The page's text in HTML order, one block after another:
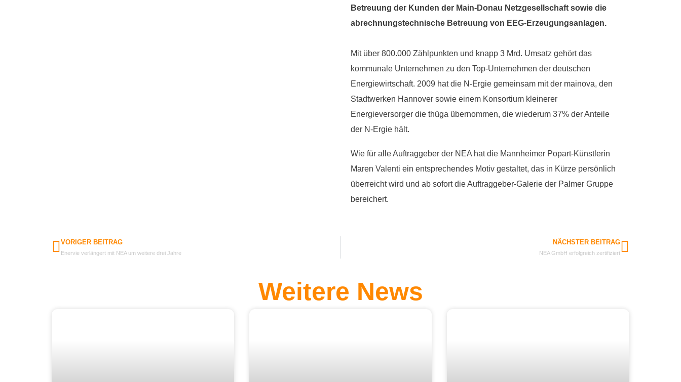
Betreuung der Kunden der Main-Donau Netzgesellschaft sowie die
abrechnungstechnische Betreuung von EEG-Erzeugungsanlagen.
Mit über 800.000 Zählpunkten und knapp 3 Mrd. Umsatz gehört das
kommunale Unternehmen zu den Top-Unternehmen der deutschen
Energiewirtschaft. 2009 hat die N-Ergie gemeinsam mit der mainova, den
Stadtwerken Hannover sowie einem Konsortium kleinerer
Energieversorger die thüga übernommen, die wiederum 37% der Anteile
der N-Ergie hält.
Wie für alle Auftraggeber der NEA hat die Mannheimer Popart-Künstlerin
Maren Valenti ein entsprechendes Motiv gestaltet, das in Kürze persönlich
überreicht wird und ab sofort die Auftraggeber-Galerie der Palmer Gruppe
bereichert.
VORIGER BEITRAG
Enervie verlängert mit NEA um weitere drei Jahre
NÄCHSTER BEITRAG
NEA GmbH erfolgreich zertifiziert
Weitere News